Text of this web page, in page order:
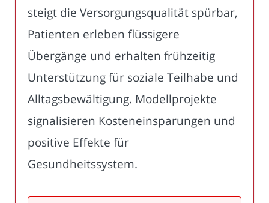
steigt die Versorgungsqualität spürbar,
Patienten erleben flüssigere
Übergänge und erhalten frühzeitig
Unterstützung für soziale Teilhabe und
Alltagsbewältigung. Modellprojekte
signalisieren Kosteneinsparungen und
positive Effekte für
Gesundheitssystem.